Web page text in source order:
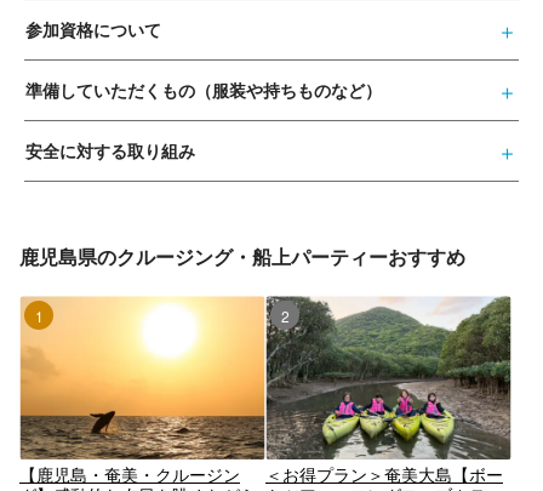
参加資格について
準備していただくもの（服装や持ちものなど）
安全に対する取り組み
鹿児島県のクルージング・船上パーティーおすすめ
【鹿児島・奄美・クルージン
2位
＜お得プラン＞奄美大島【ボー